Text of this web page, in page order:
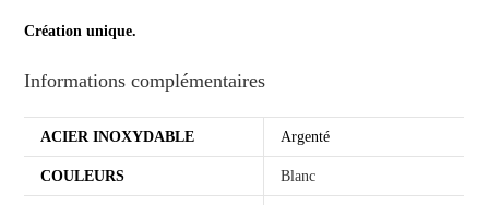
Création unique.
Informations complémentaires
ACIER INOXYDABLE Argenté
COULEURS Blanc